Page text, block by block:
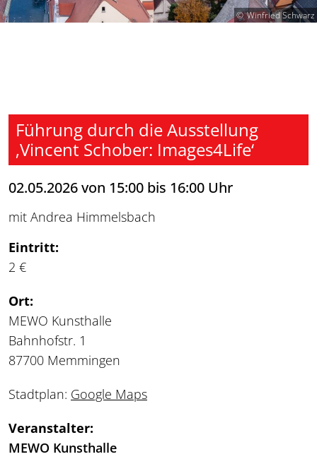
Winfried Schwarz
Führung durch die Ausstellung
‚Vincent Schober: Images4Life‘
02.05.2026 von 15:00 bis 16:00 Uhr
mit Andrea Himmelsbach
Eintritt:
2 €
Ort:
MEWO Kunsthalle
Bahnhofstr. 1
87700 Memmingen
Stadtplan: Google Maps
Veranstalter:
MEWO Kunsthalle